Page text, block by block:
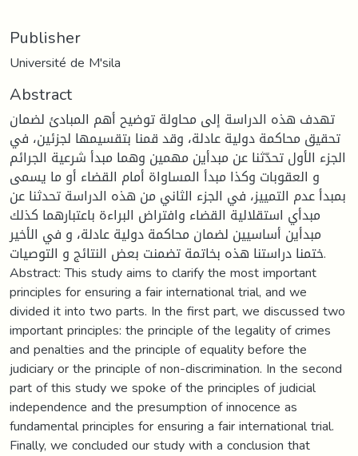
Publisher
Université de M'sila
Abstract
تهدف هذه الدراسة إلى محاولة توضيح أهم المبادئ لضمان
تحقيق محاكمة دولية عادلة، وقد قمنا بتقسيمها لجزئين، في
الجزء الأول تحدّثنا عن مبدأين مهمين وهما مبدأ شرعية الجرائم
و العقوبات وكذا مبدأ المساواة أمام القضاء أو ما يسمى
بمبدأ عدم التمييز، في الجزء الثاني من هذه الدراسة تحدثنا عن
مبدأي استقلالية القضاء وافتراض البراءة باعتبارهما كذلك
مبدأين أساسيين لضمان محاكمة دولية عادلة، و في الأخير
ختمنا دراستنا هذه بخاتمة تضمنت بعض النتائج و التوصيات.
Abstract: This study aims to clarify the most important
principles for ensuring a fair international trial, and we
divided it into two parts. In the first part, we discussed two
important principles: the principle of the legality of crimes
and penalties and the principle of equality before the
judiciary or the principle of non-discrimination. In the second
part of this study we spoke of the principles of judicial
independence and the presumption of innocence as
fundamental principles for ensuring a fair international trial.
Finally, we concluded our study with a conclusion that